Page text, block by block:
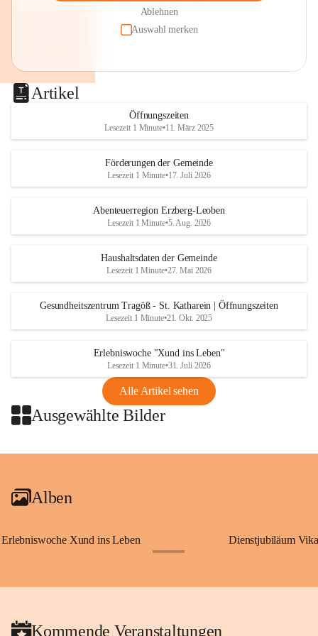
Ablehnen
Auswahl merken
Artikel
Öffnungszeiten
Lesezeit 1 Minute•11. März 2025
Förderungen der Gemeinde
Lesezeit 1 Minute•17. Juli 2026
Abenteuerregion Erzberg-Leoben
Lesezeit 1 Minute•5. Aug. 2026
Haushaltsdaten der Gemeinde
Lesezeit 1 Minute•27. Mai 2026
Gesundheitszentrum Tragöß - St. Katharein | Öffnungszeiten
Lesezeit 1 Minute•21. Okt. 2025
Erlebniswoche "Xund ins Leben"
Lesezeit 1 Minute•31. Juli 2026
Alle Artikel sehen
Ausgewählte Bilder
+2
Alben
Erlebniswoche Xund ins Leben Dienstjubiläum
Kommende Veranstaltungen